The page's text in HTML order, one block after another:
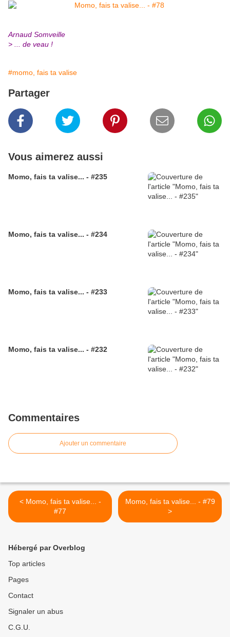
Arnaud Somveille
> ... de veau !
#momo, fais ta valise
Partager
Vous aimerez aussi
Momo, fais ta valise... - #235
Momo, fais ta valise... - #234
Momo, fais ta valise... - #233
Momo, fais ta valise... - #232
Commentaires
Ajouter un commentaire
< Momo, fais ta valise... -
#77
Momo, fais ta valise... - #79
>
Hébergé par Overblog
Top articles
Pages
Contact
Signaler un abus
C.G.U.